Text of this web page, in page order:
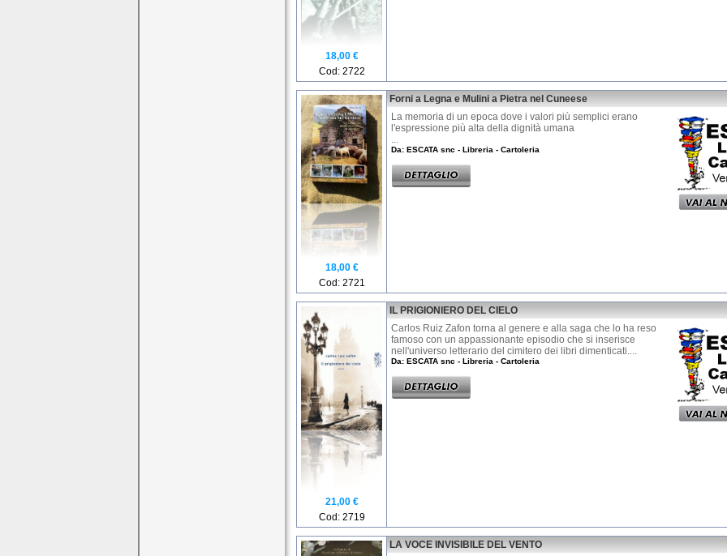
18,00 €
Cod: 2722
18,00 €
Cod: 2721
Forni a Legna e Mulini a Pietra nel Cuneese
La memoria di un epoca dove i valori più semplici erano
l'espressione più alta della dignità umana
...
Da: ESCATA snc - Libreria - Cartoleria
21,00 €
Cod: 2719
IL PRIGIONIERO DEL CIELO
Carlos Ruiz Zafon torna al genere e alla saga che lo ha reso
famoso con un appassionante episodio che si inserisce
nell'universo letterario del cimitero dei libri dimenticati....
Da: ESCATA snc - Libreria - Cartoleria
LA VOCE INVISIBILE DEL VENTO